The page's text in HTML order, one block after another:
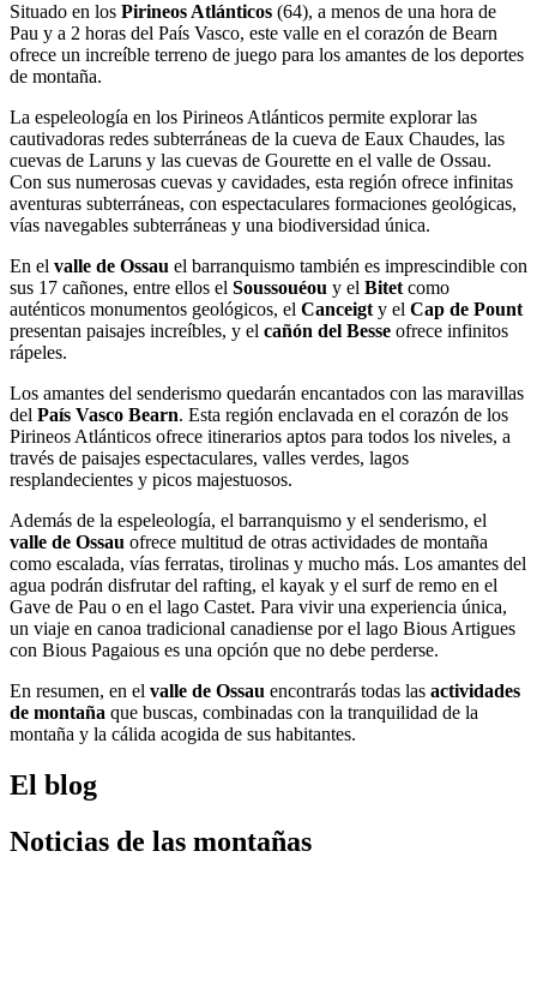
Situado en los Pirineos Atlánticos (64), a menos de una hora de
Pau y a 2 horas del País Vasco, este valle en el corazón de Bearn
ofrece un increíble terreno de juego para los amantes de los deportes
de montaña.
La espeleología en los Pirineos Atlánticos permite explorar las
cautivadoras redes subterráneas de la cueva de Eaux Chaudes, las
cuevas de Laruns y las cuevas de Gourette en el valle de Ossau.
Con sus numerosas cuevas y cavidades, esta región ofrece infinitas
aventuras subterráneas, con espectaculares formaciones geológicas,
vías navegables subterráneas y una biodiversidad única.
En el valle de Ossau el barranquismo también es imprescindible con
sus 17 cañones, entre ellos el Soussouéou y el Bitetcomo
auténticos monumentos geológicos, el Canceigty el Cap de Pount
presentan paisajes increíbles, y el cañón del Besse ofrece infinitos
rápeles.
Los amantes del senderismo quedarán encantados con las maravillas
del País Vasco Bearn. Esta región enclavada en el corazón de los
Pirineos Atlánticos ofrece itinerarios aptos para todos los niveles, a
través de paisajes espectaculares, valles verdes, lagos
resplandecientes y picos majestuosos.
Además de la espeleología, el barranquismo y el senderismo, el
valle de Ossau ofrece multitud de otras actividades de montaña
como escalada, vías ferratas, tirolinas y mucho más. Los amantes del
agua podrán disfrutar del rafting, el kayak y el surf de remo en el
Gave de Pau o en el lago Castet. Para vivir una experiencia única,
un viaje en canoa tradicional canadiense por el lago Bious Artigues
con Bious Pagaious es una opción que no debe perderse.
En resumen, en el valle de Ossau encontrarás todas las actividades
de montaña que buscas, combinadas con la tranquilidad de la
montaña y la cálida acogida de sus habitantes.
El blog
Noticias de las montañas